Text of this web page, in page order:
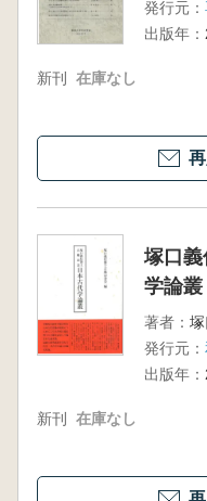
発行元：
出版年：
新刊 在庫なし
塚口
学論叢
著者：
発行元：
出版年：
新刊 在庫なし